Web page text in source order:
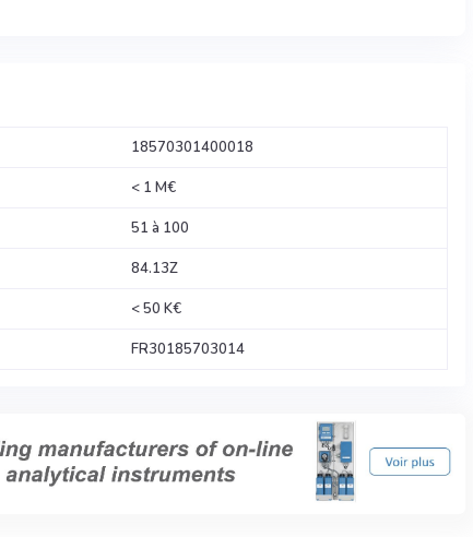
18570301400018
< 1 M€
51 à 100
84.13Z
< 50 K€
FR30185703014